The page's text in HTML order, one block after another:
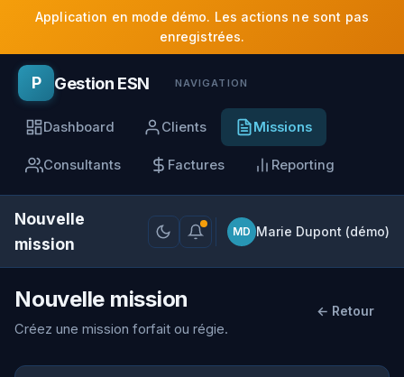
Application en mode démo. Les actions ne sont pas
enregistrées.
P Gestion ESN NAVIGATION
Dashboard Clients Missions
Consultants Factures Reporting
Nouvelle
mission
MD Marie Dupont (démo)
Nouvelle mission
Créez une mission forfait ou régie.
← Retour